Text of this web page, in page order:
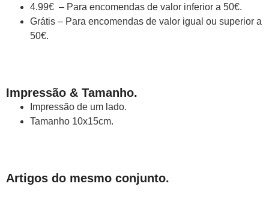
4.99€ – Para encomendas de valor inferior a 50€.
Grátis – Para encomendas de valor igual ou superior a
50€.
Impressão & Tamanho.
Impressão de um lado.
Tamanho 10x15cm.
Artigos do mesmo conjunto.